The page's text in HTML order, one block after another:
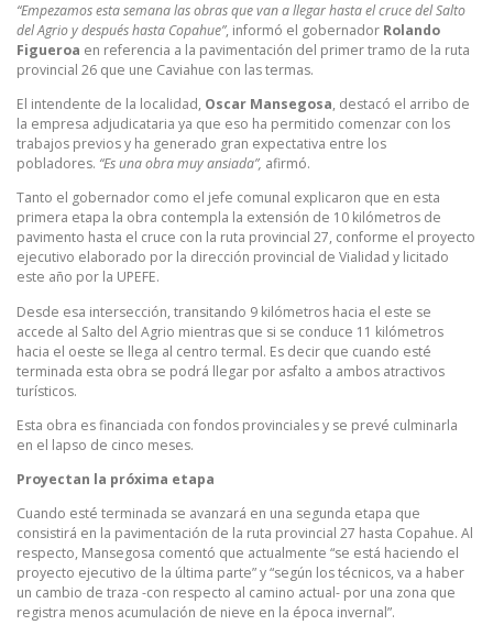
“Empezamos esta semana las obras que van a llegar hasta el cruce del Salto
del Agrio y después hasta Copahue”, informó el gobernador Rolando
Figueroa en referencia a la pavimentación del primer tramo de la ruta
provincial 26 que une Caviahue con las termas.
El intendente de la localidad, Oscar Mansegosa, destacó el arribo de
la empresa adjudicataria ya que eso ha permitido comenzar con los
trabajos previos y ha generado gran expectativa entre los
pobladores. “Es una obra muy ansiada”, afirmó.
Tanto el gobernador como el jefe comunal explicaron que en esta
primera etapa la obra contempla la extensión de 10 kilómetros de
pavimento hasta el cruce con la ruta provincial 27, conforme el proyecto
ejecutivo elaborado por la dirección provincial de Vialidad y licitado
este año por la UPEFE.
Desde esa intersección, transitando 9 kilómetros hacia el este se
accede al Salto del Agrio mientras que si se conduce 11 kilómetros
hacia el oeste se llega al centro termal. Es decir que cuando esté
terminada esta obra se podrá llegar por asfalto a ambos atractivos
turísticos.
Esta obra es financiada con fondos provinciales y se prevé culminarla
en el lapso de cinco meses.
Proyectan la próxima etapa
Cuando esté terminada se avanzará en una segunda etapa que
consistirá en la pavimentación de la ruta provincial 27 hasta Copahue. Al
respecto, Mansegosa comentó que actualmente “se está haciendo el
proyecto ejecutivo de la última parte” y “según los técnicos, va a haber
un cambio de traza -con respecto al camino actual- por una zona que
registra menos acumulación de nieve en la época invernal”.